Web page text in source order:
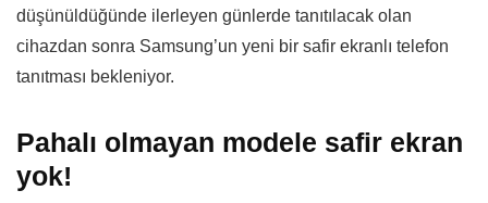
düşünüldüğünde ilerleyen günlerde tanıtılacak olan
cihazdan sonra Samsung’un yeni bir safir ekranlı telefon
tanıtması bekleniyor.
Pahalı olmayan modele safir ekran
yok!